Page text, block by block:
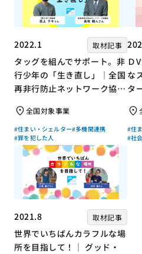
2022.1 取材記事
タッグを組んでサポート。非
行少年の「生き直し」｜全国
再非行防止ネットワーク協議
上チキさん【聞き手】
全国対象事業
#住まい・シェルター#多機関連携
#罪を犯した人
Ｄ
な
タ
ん
#住
#社
2021.8 取材記事
世界でいちばんカラフルな場
所を目指して！｜ グッド・